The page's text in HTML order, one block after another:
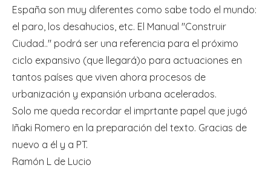
España son muy diferentes como sabe todo el mundo:
el paro, los desahucios, etc. El Manual "Construir
Ciudad.." podrá ser una referencia para el próximo
ciclo expansivo (que llegará)o para actuaciones en
tantos países que viven ahora procesos de
urbanización y expansión urbana acelerados.
Solo me queda recordar el imprtante papel que jugó
Iñaki Romero en la preparación del texto. Gracias de
nuevo a él y a PT.
Ramón L de Lucio